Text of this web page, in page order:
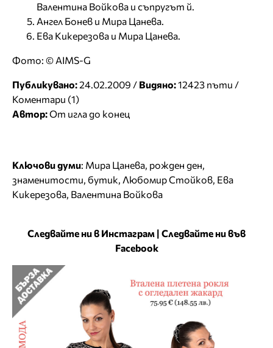
Валентина Войкова и съпругът й.
Ангел Бонев и Мира Цанева.
Ева Кикерезова и Мира Цанева.
Фото: © AIMS-G
Публикувано:24.02.2009 / Видяно:12423 пъти /
Коментари (1)
Автор:От игла до конец
Ключови думи: Мира Цанева, рожден ден,
знаменитости, бутик, Любомир Стойков, Ева
Кикерезова, Валентина Войкова
Следвайте ни в Инстаграм | Следвайте ни във
Facebook